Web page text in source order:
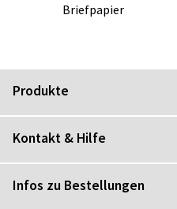
Brief­pa­pier
Produkte
Kontakt & Hilfe
Infos zu Bestellungen